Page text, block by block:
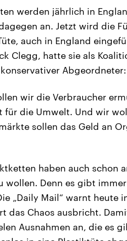
werden jährlich in
an. Jetzt wird die
auch in England
Clegg, hatte sie als
Abgeordneter:
wir die Verbraucher
für die Umwelt. Und wir
sollen das Geld an
haben auch schon
wollen. Denn es gibt
„Daily Mail“ warnt heute
das Chaos ausbricht.
Ausnahmen an, die es